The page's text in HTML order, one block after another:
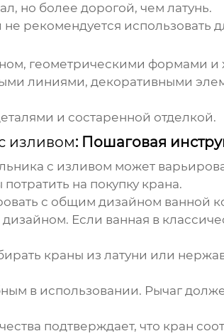
но более дорогой, чем латунь.
рекомендуется использовать
геометрическими формами и
линиями, декоративными
и состаренной отделкой.
изливом: Пошаговая
с изливом может
на покупку крана.
с общим дизайном ванной
Если ванная в
краны из латуни или
в использовании. Рычаг
подтверждает, что кран